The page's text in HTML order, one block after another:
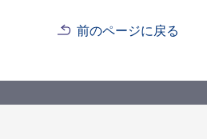
前のページに戻る